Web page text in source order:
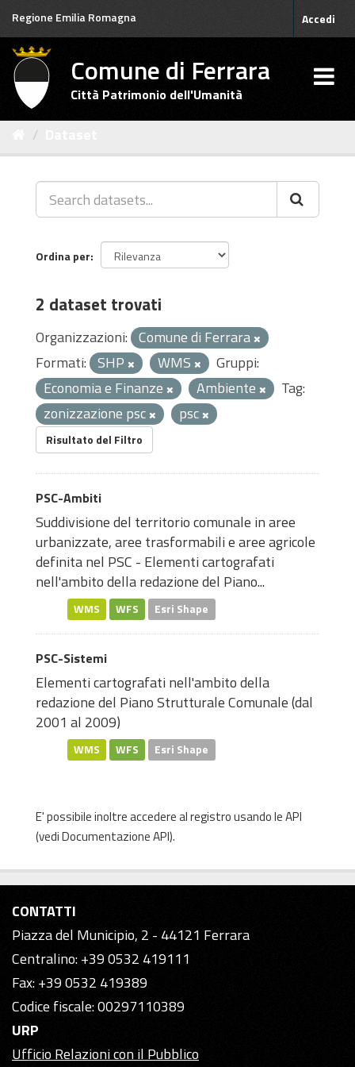
Salta
contenuto
Regione Emilia Romagna Accedi
Comune di Ferrara
Città Patrimonio dell'Umanità
Ordina per
2 dataset trovati
Organizzazioni: Comune di Ferrara
Formati: SHP WMS
Gruppi:
Economia e Finanze
Ambiente
Tag:
zonizzazione psc
psc
Risultato del Filtro
PSC-Ambiti
Suddivisione del territorio comunale in aree
urbanizzate, aree trasformabili e aree agricole
definita nel PSC - Elementi cartografati
nell'ambito della redazione del Piano...
WMS WFS Esri Shape
PSC-Sistemi
Elementi cartografati nell'ambito della
redazione del Piano Strutturale Comunale (dal
2001 al 2009)
WMS WFS Esri Shape
E' possibile inoltre accedere al registro usando leAPI
(vediDocumentazione API).
CONTATTI
Piazza del Municipio, 2 - 44121 Ferrara
Centralino: +39 0532 419111
Fax: +39 0532 419389
Codice fiscale: 00297110389
URP
Ufficio Relazioni con il Pubblico